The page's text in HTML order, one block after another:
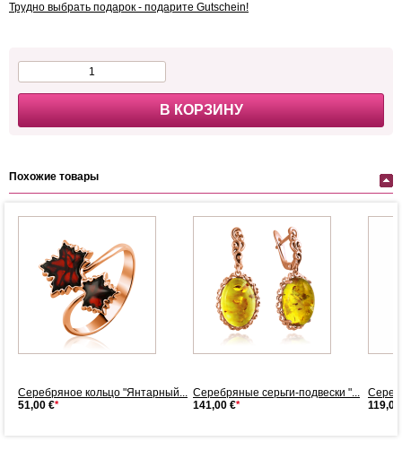
Трудно выбрать подарок - подарите Gutschein!
В КОРЗИНУ
Похожие товары
Серебряное кольцо "Янтарный...
51,00 €*
Серебряные серьги-подвески "...
141,00 €*